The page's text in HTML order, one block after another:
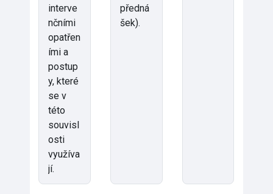
interve
nčními
opatřen
ími a
postup
y, které
se v
této
souvisl
osti
využíva
jí.
předná
šek).